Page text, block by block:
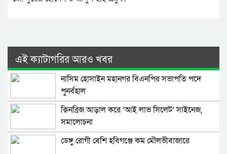
এই ক্যাটাগরির আরও খবর
নাসিম হোসাইন মহানগর বিএনপির সভাপতি পদে
পুনর্বহাল
ক্বিনব্রিজ আড়াল করে ‘আই লাভ সিলেট’ সাইনেজ,
সমালোচনা
ডেঙ্গু রোগী বেশি হবিগঞ্জে কম মৌলভীবাজারে